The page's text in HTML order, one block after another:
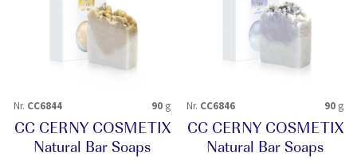
Nr. CC6844 90 g
CC CERNY COSMETIX
Natural Bar Soaps
Nr. CC6846 90 g
CC CERNY COSMETIX
Natural Bar Soaps